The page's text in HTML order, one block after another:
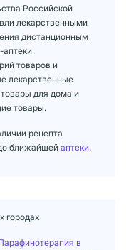
Российской
лекарственными
дистанционным
товаров и
лекарственные
для дома и
товары.
рецепта
ближайшей аптеки.
городах
в